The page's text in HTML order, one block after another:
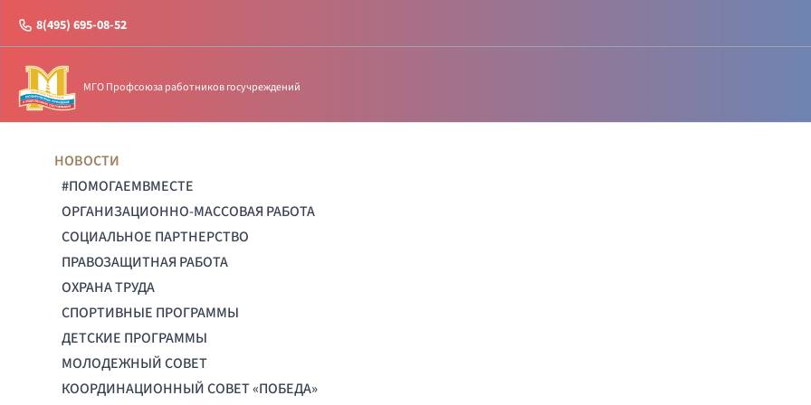
8(495) 695-08-52
МГО Профсоюза работников госучреждений
НОВОСТИ
#ПОМОГАЕМВМЕСТЕ
ОРГАНИЗАЦИОННО-МАССОВАЯ РАБОТА
СОЦИАЛЬНОЕ ПАРТНЕРСТВО
ПРАВОЗАЩИТНАЯ РАБОТА
ОХРАНА ТРУДА
СПОРТИВНЫЕ ПРОГРАММЫ
ДЕТСКИЕ ПРОГРАММЫ
МОЛОДЕЖНЫЙ СОВЕТ
КООРДИНАЦИОННЫЙ СОВЕТ «ПОБЕДА»